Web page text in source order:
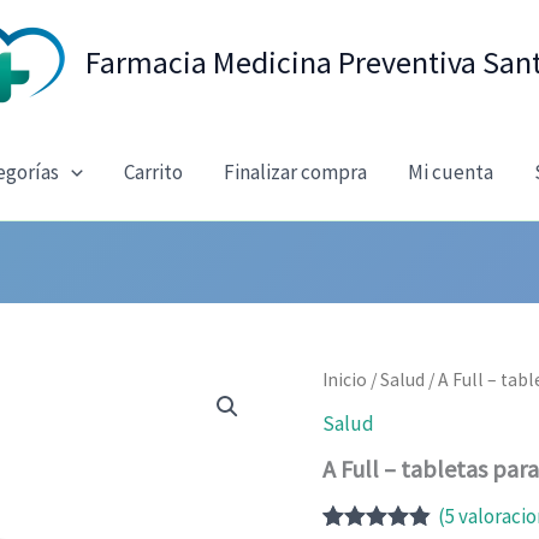
Farmacia Medicina Preventiva
Carrito Finalizar compra Mi cuenta
Inicio /Salud / A Full –
Salud
A Full – tabletas
(5